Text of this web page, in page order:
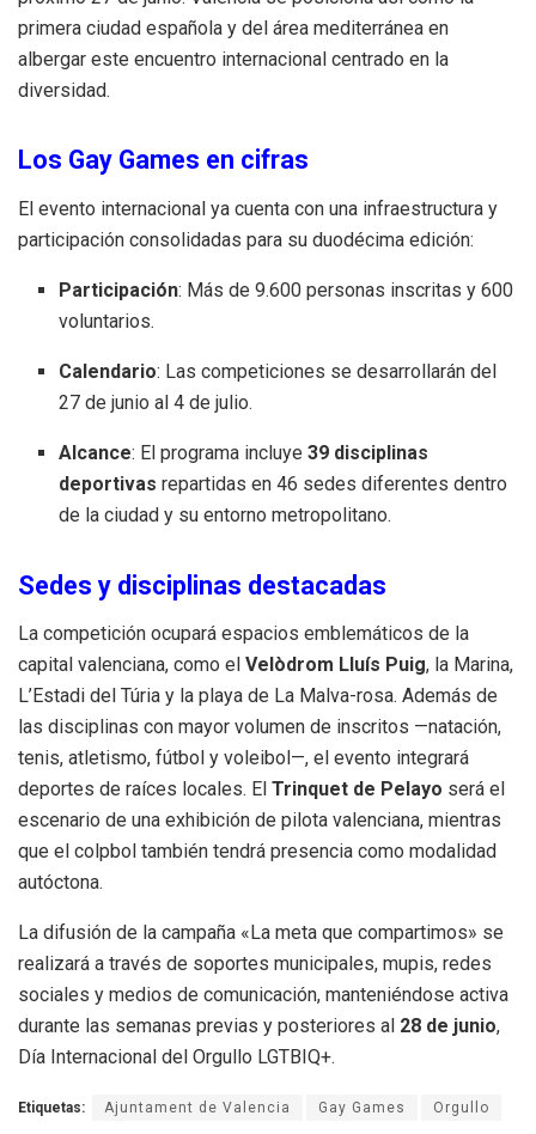
primera ciudad española y del área mediterránea en
albergar este encuentro internacional centrado en la
diversidad.
Los Gay Games en cifras
El evento internacional ya cuenta con una infraestructura y
participación consolidadas para su duodécima edición:
Participación: Más de 9.600 personas inscritas y 600
voluntarios.
Calendario: Las competiciones se desarrollarán del
27 de junio al 4 de julio.
Alcance: El programa incluye39 disciplinas
deportivas repartidas en 46 sedes diferentes dentro
de la ciudad y su entorno metropolitano.
Sedes y disciplinas destacadas
La competición ocupará espacios emblemáticos de la
capital valenciana, como el Velòdrom Lluís Puig, la Marina,
L’Estadi del Túria y la playa de La Malva-rosa. Además de
las disciplinas con mayor volumen de inscritos —natación,
tenis, atletismo, fútbol y voleibol—, el evento integrará
deportes de raíces locales. El Trinquet de Pelayo será el
escenario de una exhibición de pilota valenciana, mientras
que el colpbol también tendrá presencia como modalidad
autóctona.
La difusión de la campaña «La meta que compartimos» se
realizará a través de soportes municipales, mupis, redes
sociales y medios de comunicación, manteniéndose activa
durante las semanas previas y posteriores al 28 de junio,
Día Internacional del Orgullo LGTBIQ+.
Etiquetas: Ajuntament de Valencia Gay Games Orgullo